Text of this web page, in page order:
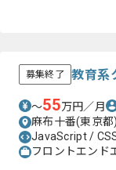
募集終了 教育系
〜55万円／月
麻布十番(東京都)
JavaScript /
フロントエンド